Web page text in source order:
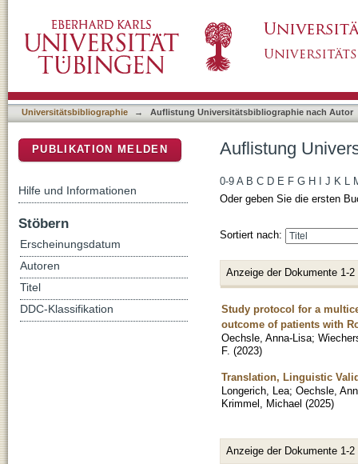
Universitätsbibliographie → Auflistung Universitätsbibliographie nach Autor
Auflistung
0-9 A B C D E F G H J K L
Oder geben Sie die ersten
Sortiert nach:
Anzeige der Dokumente 1-2
Study protocol for a
outcome of patients with
Oechsle, Anna-Lisa;
F. (2023)
Translation, Linguistic
Longerich, Lea; Oechsle,
Krimmel, Michael (2025)
Anzeige der Dokumente 1-2
PUBLIKATION MELDEN
Hilfe und Informationen
Stöbern
Erscheinungsdatum
Autoren
Titel
DDC-Klassifikation